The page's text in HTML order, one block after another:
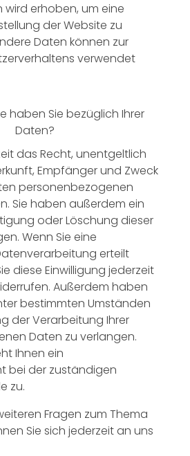
wird erhoben, um eine
der Website zu
Daten können zur
verwendet
haben Sie bezüglich Ihrer
Daten?
das Recht, unentgeltlich
Empfänger und Zweck
personenbezogenen
Sie haben außerdem ein
oder Löschung dieser
Wenn Sie eine
erteilt
diese Einwilligung jederzeit
Außerdem haben
bestimmten Umständen
der Verarbeitung Ihrer
Daten zu verlangen.
Ihnen ein
bei der zuständigen
zu.
Fragen zum Thema
Sie sich jederzeit an uns